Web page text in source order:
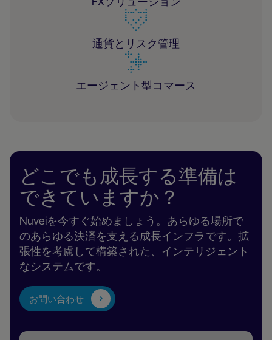
通貨とリスク管理
エージェント型コマース
どこでも成長する準備は
できていますか？
Nuveiを今すぐ始めましょう。あらゆる場所で
のあらゆる決済を支える成長インフラです。拡
張性を考慮して構築された、インテリジェント
なシステムです。
お問い合わせ